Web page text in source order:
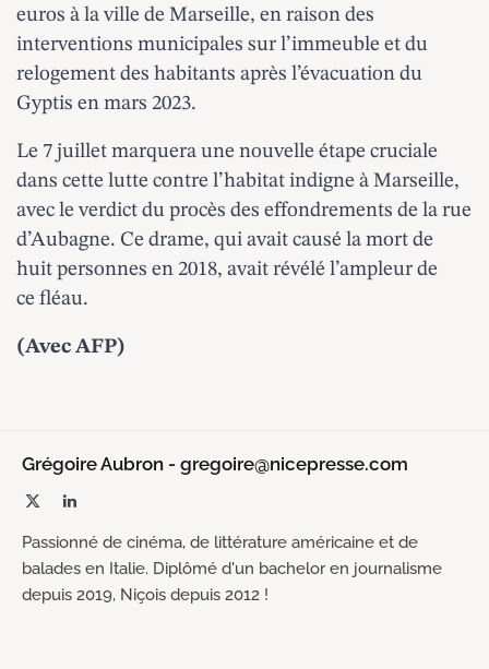
euros à la ville de Marseille, en raison des
interventions municipales sur l’immeuble et du
relogement des habitants après l’évacuation du
Gyptis en mars 2023.
Le 7 juillet marquera une nouvelle étape cruciale
dans cette lutte contre l’habitat indigne à Marseille,
avec le verdict du procès des effondrements de la rue
d’Aubagne. Ce drame, qui avait causé la mort de
huit personnes en 2018, avait révélé l’ampleur de
ce fléau.
(Avec AFP)
Grégoire Aubron - gregoire@nicepresse.com
LinkedIn
Passionné de cinéma, de littérature américaine et de
balades en Italie. Diplômé d'un bachelor en journalisme
depuis 2019, Niçois depuis 2012 !